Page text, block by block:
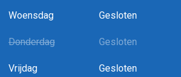
Woensdag Gesloten
Donderdag Gesloten
Vrijdag Gesloten